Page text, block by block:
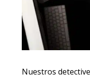
Nuestros